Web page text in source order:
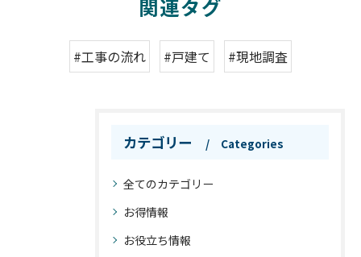
関連タグ
#工事の流れ #戸建て #現地調査
カテゴリー Categories
全てのカテゴリー
お得情報
お役立ち情報